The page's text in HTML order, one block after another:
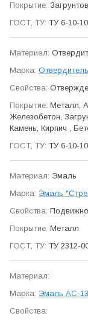
ТУ 6-10-
Металл,
Железобетон,
Камень, Кирпич ,
ТУ 6-10-
Эмаль
Эмаль
Металл
ТУ 2312-
Эмаль АС-